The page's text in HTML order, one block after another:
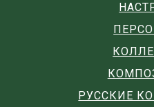
РУССКИЕ